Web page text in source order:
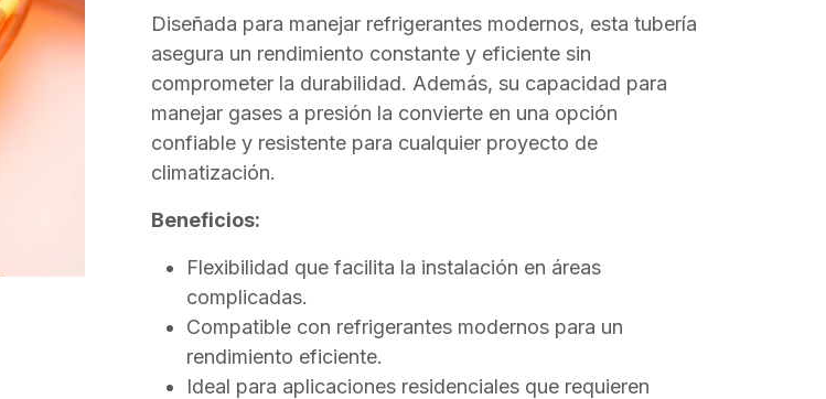
Diseñada para manejar refrigerantes modernos, esta tubería
asegura un rendimiento constante y eficiente sin
comprometer la durabilidad. Además, su capacidad para
manejar gases a presión la convierte en una opción
confiable y resistente para cualquier proyecto de
climatización.
Beneficios:
Flexibilidad que facilita la instalación en áreas
complicadas.
Compatible con refrigerantes modernos para un
rendimiento eficiente.
Ideal para aplicaciones residenciales que requieren